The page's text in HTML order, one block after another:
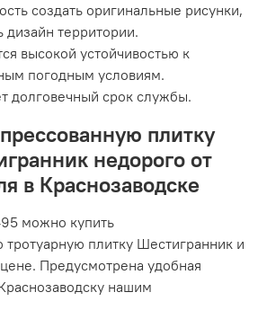
создать оригинальные рисунки,
дизайн территории.
высокой устойчивостью к
погодным условиям.
долговечный срок службы.
плитку
недорого от
в Краснозаводске
можно купить
плитку Шестигранник и
Предусмотрена удобная
нашим